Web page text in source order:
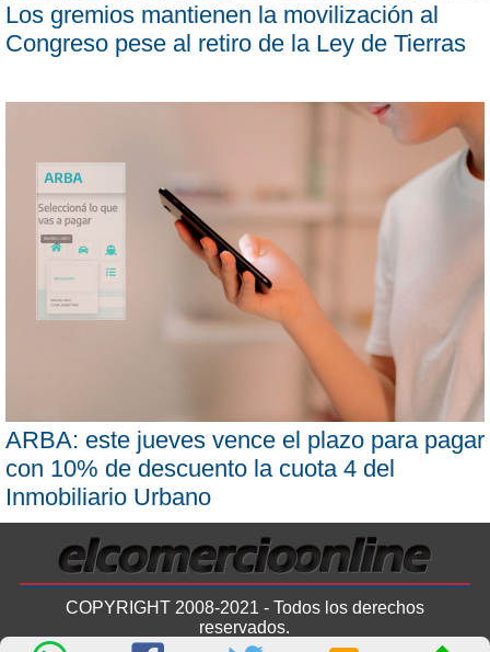
Los gremios mantienen la movilización al
Congreso pese al retiro de la Ley de Tierras
ARBA: este jueves vence el plazo para pagar
con 10% de descuento la cuota 4 del
Inmobiliario Urbano
COPYRIGHT 2008-2021 - Todos los derechos
reservados.